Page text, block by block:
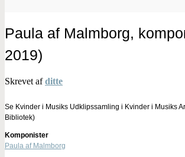
Paula af Malmborg,
2019)
Skrevet afditte
Se Kvinder i Musiks Udklipssamling i Kvinder i Musiks
Bibliotek)
Komponister
Paula af Malmborg